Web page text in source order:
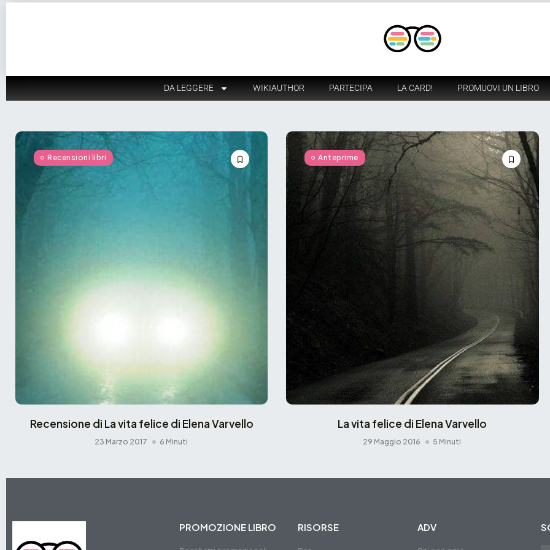
DA LEGGERE WIKIAUTHOR PARTECIPA LA CARD! PROMUOVI UN LIBRO
Recensioni libri
Recensione di La vita felice di Elena Varvello
23 Marzo 2017 6 Minuti
Anteprime
La vita felice di Elena Varvello
29 Maggio 2016 5 Minuti
PROMOZIONE LIBRO RISORSE ADV